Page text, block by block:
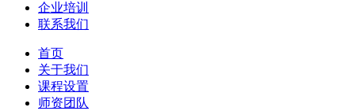
企业培训
联系我们
首页
关于我们
课程设置
师资团队